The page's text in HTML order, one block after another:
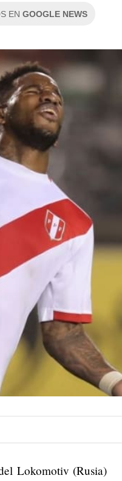
EN GOOGLE NEWS
Lokomotiv (Rusia)